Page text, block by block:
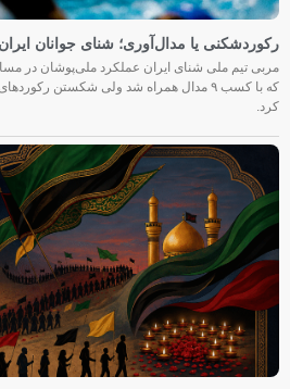
رکوردشکنی یا مدال‌آوری؛ شنای جوانان ایران
مربی تیم ملی شنای ایران عملکرد ملی‌پوشان در
که با کسب ۹ مدال همراه شد ولی شکستن
کرد.